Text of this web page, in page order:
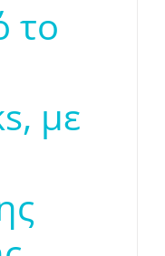
το
με